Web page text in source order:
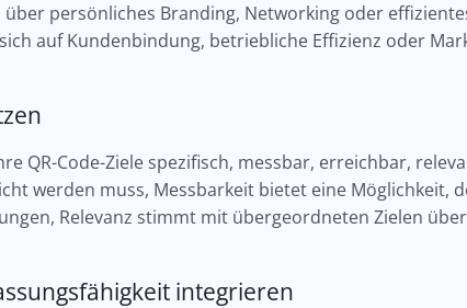
persönliches Branding, Networking oder
auf Kundenbindung, betriebliche Effizienz oder
QR-Code-Ziele spezifisch, messbar, erreichbar,
werden muss, Messbarkeit bietet eine Möglichkeit,
Relevanz stimmt mit übergeordneten Zielen
integrieren